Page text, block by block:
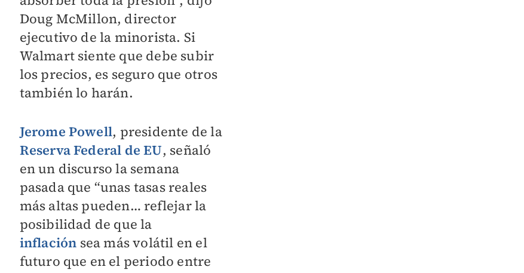
Doug McMillon, director
ejecutivo de la minorista. Si
Walmart siente que debe subir
los precios, es seguro que otros
también lo harán.
Jerome Powell, presidente de la
Reserva Federal de EU, señaló
en un discurso la semana
pasada que “unas tasas reales
más altas pueden… reflejar la
posibilidad de que la
inflación sea más volátil en el
futuro que en el periodo entre